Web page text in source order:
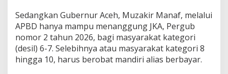
Sedangkan Gubernur Aceh, Muzakir Manaf, melalui
APBD hanya mampu menanggung JKA, Pergub
nomor 2 tahun 2026, bagi masyarakat kategori
(desil) 6-7. Selebihnya atau masyarakat kategori 8
hingga 10, harus berobat mandiri alias berbayar.